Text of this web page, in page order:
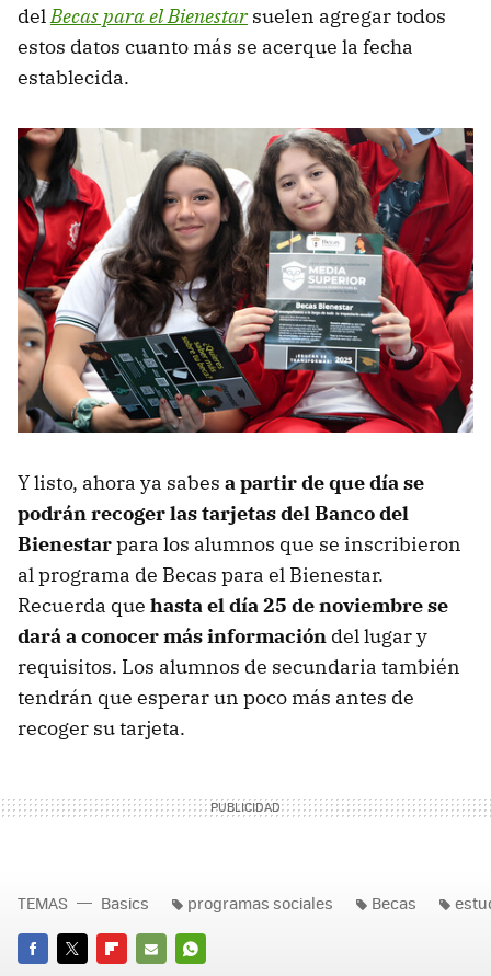
delBecas para el Bienestarsuelen agregar todos
estos datos cuanto más se acerque la fecha
establecida.
Y listo, ahora ya sabes a partir de que día se
podrán recoger las tarjetas del Banco del
Bienestarpara los alumnos que se inscribieron
al programa de Becas para el Bienestar.
Recuerda que hasta el día 25 de noviembre se
dará a conocer más información del lugar y
requisitos. Los alumnos de secundaria también
tendrán que esperar un poco más antes de
recoger su tarjeta.
TEMAS Basics programas sociales Becas